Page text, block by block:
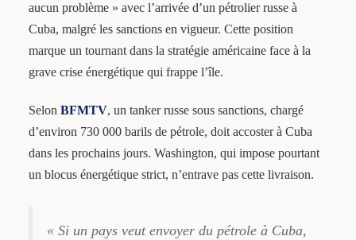
aucun problème » avec l’arrivée d’un pétrolier russe à
Cuba, malgré les sanctions en vigueur. Cette position
marque un tournant dans la stratégie américaine face à la
grave crise énergétique qui frappe l’île.
Selon BFMTV, un tanker russe sous sanctions, chargé
d’environ 730 000 barils de pétrole, doit accoster à Cuba
dans les prochains jours. Washington, qui impose pourtant
un blocus énergétique strict, n’entrave pas cette livraison.
« Si un pays veut envoyer du pétrole à Cuba,